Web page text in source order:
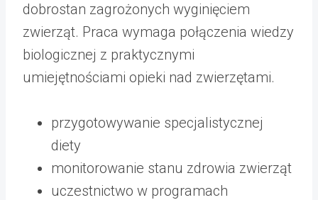
dobrostan zagrożonych wyginięciem
zwierząt. Praca wymaga połączenia wiedzy
biologicznej z praktycznymi
umiejętnościami opieki nad zwierzętami.
przygotowywanie specjalistycznej
diety
monitorowanie stanu zdrowia zwierząt
uczestnictwo w programach